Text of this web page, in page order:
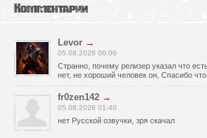
Комментарии
Levor →
05.08.2026 06:06
Странно, почему релизер указал что
нет, не хороший человек он, Спасибо что
fr0zen142 →
05.08.2026 01:40
нет Русской озвучки, зря скачал